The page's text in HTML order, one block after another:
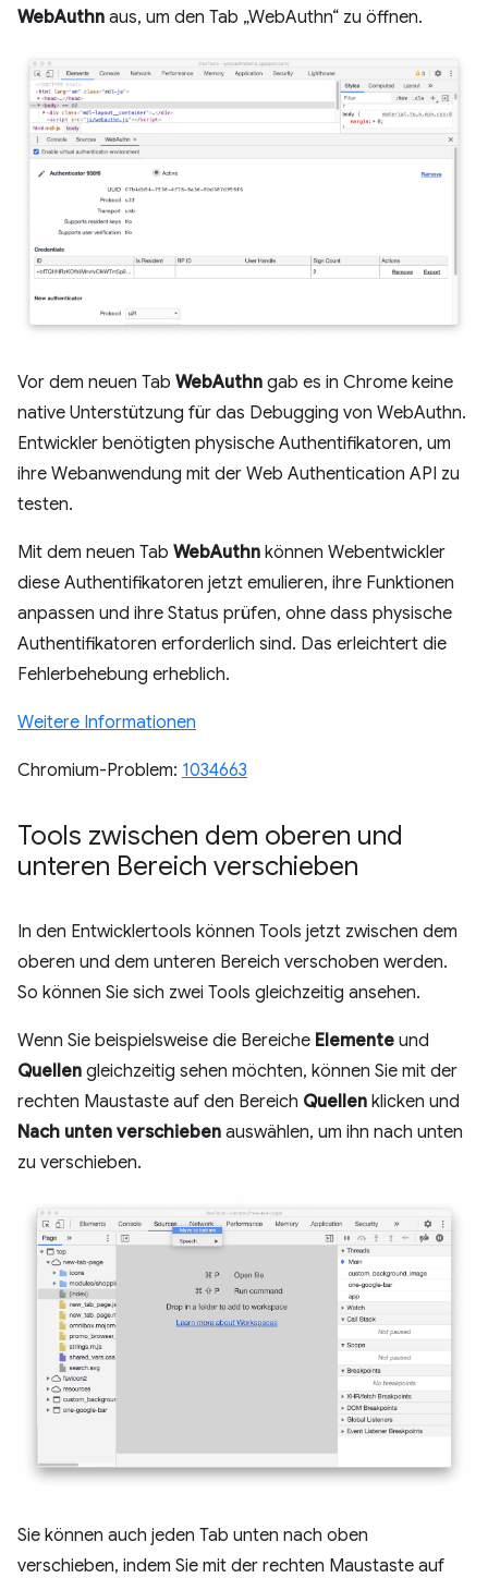
WebAuthn aus, um den Tab „WebAuthn“ zu öffnen.
Vor dem neuen Tab WebAuthn gab es in Chrome keine
native Unterstützung für das Debugging von WebAuthn.
Entwickler benötigten physische Authentifikatoren, um
ihre Webanwendung mit der Web Authentication API zu
testen.
Mit dem neuen Tab WebAuthn können Webentwickler
diese Authentifikatoren jetzt emulieren, ihre Funktionen
anpassen und ihre Status prüfen, ohne dass physische
Authentifikatoren erforderlich sind. Das erleichtert die
Fehlerbehebung erheblich.
Weitere Informationen
Chromium-Problem: 1034663
Tools zwischen dem oberen und
unteren Bereich verschieben
In den Entwicklertools können Tools jetzt zwischen dem
oberen und dem unteren Bereich verschoben werden.
So können Sie sich zwei Tools gleichzeitig ansehen.
Wenn Sie beispielsweise die Bereiche Elemente und
Quellen gleichzeitig sehen möchten, können Sie mit der
rechten Maustaste auf den Bereich Quellen klicken und
Nach unten verschieben auswählen, um ihn nach unten
zu verschieben.
Sie können auch jeden Tab unten nach oben
verschieben, indem Sie mit der rechten Maustaste auf